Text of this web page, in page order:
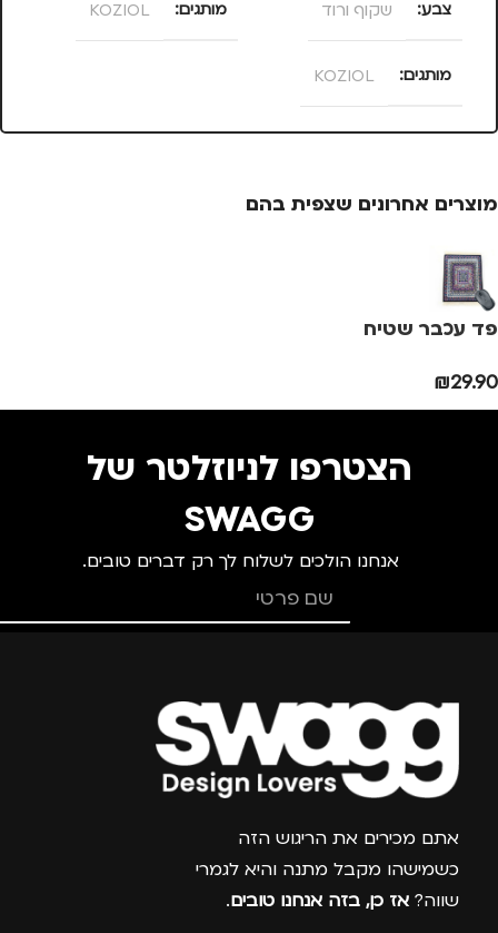
צבע שקוף ורוד
מותגים KOZIOL
מותגים KOZIOL
מוצרים אחרונים שצפית בהם
פד עכבר שטיח
₪29.90
הצטרפו לניוזלטר של
SWAGG
אנחנו הולכים לשלוח לך רק דברים טובים.
צרפו אותי למועדון
אתם מכירים את הריגוש הזה
כשמישהו מקבל מתנה והיא לגמרי
שווה? אז כן, בזה אנחנו טובים.